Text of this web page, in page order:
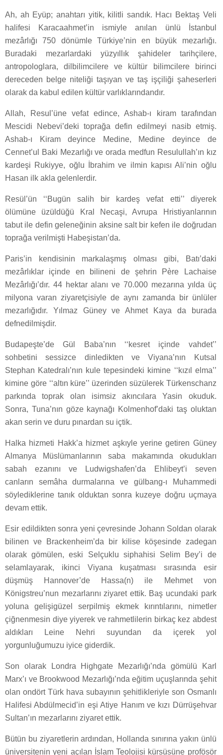
Ah, ah Eyüp; anahtarı yitik, kilitli sandık. Hacı Bektaş Veli
halifesi Karacaahmet’in ismiyle anılan ünlü İstanbul
mezârlığı 750 dönümle Türkiye’nin en büyük mezarlığı.
Buradaki mezarlardaki yüzyıllık şahideler tarihçilere,
antropologlara, dilbilimcilere ve kültür bilimcilere birinci
dereceden belge niteliği taşıyan ve taş işçiliği şaheserleri
olarak da kabul edilen kültür varlıklarındandır.
Allah, Resul’üne vefat edince, Ashab-ı kiram tarafından
Mescidi Nebevi’deki toprağa defin edilmeyi nasib etmiş.
Ashab-ı Kiram deyince Medine, Medine deyince de
Cennet’ul Baki Mezarlığı ve orada medfun Resulullah’ın kız
kardeşi Rukiyye, oğlu İbrahim ve ilmin kapısı Ali’nin oğlu
Hasan ilk akla gelenlerdir.
Resül’ün ‘‘Bugün salih bir kardeş vefat etti’’ diyerek
ölümüne üzüldüğü Kral Necaşi, Avrupa Hristiyanlarının
tabut ile defin geleneğinin aksine salt bir kefen ile doğrudan
toprağa verilmişti Habeşistan’da.
Paris’in kendisinin markalaşmış olması gibi, Batı’daki
mezârlıklar içinde en bilineni de şehrin Père Lachaise
Mezârlığı’dır. 44 hektar alanı ve 70.000 mezarına yılda üç
milyona varan ziyaretçisiyle de aynı zamanda bir ünlüler
mezarlığıdır. Yılmaz Güney ve Ahmet Kaya da burada
defnedilmişdir.
Budapeşte’de Gül Baba’nın ‘‘kesret içinde vahdet’’
sohbetini sessizce dinledikten ve Viyana’nın Kutsal
Stephan Katedralı’nın kule tepesindeki kimine ‘‘kızıl elma’’
kimine göre ‘‘altın küre’’ üzerinden süzülerek Türkenschanz
parkında toprak olan isimsiz akıncılara Yasin okuduk.
Sonra, Tuna’nın göze kaynağı Kolmenhof’daki taş oluktan
akan serin ve duru pınardan su içtik.
Halka hizmeti Hakk’a hizmet aşkıyle yerine getiren Güney
Almanya Müslümanlarının saba makamında okudukları
sabah ezanını ve Ludwigshafen’da Ehlibeyt’i seven
canların semâha durmalarına ve gülbang-ı Muhammedi
söylediklerine tanık olduktan sonra kuzeye doğru uçmaya
devam ettik.
Esir edildikten sonra yeni çevresinde Johann Soldan olarak
bilinen ve Brackenheim’da bir kilise köşesinde zadegan
olarak gömülen, eski Selçuklu siphahisi Selim Bey’i de
selamlayarak, ikinci Viyana kuşatması sırasında esir
düşmüş Hannover’de Hassa(n) ile Mehmet von
Königstreu’nun mezarlarını ziyaret ettik. Baş ucundaki park
yoluna gelişigüzel serpilmiş ekmek kırıntılarını, nimetler
çiğnenmesin diye yiyerek ve rahmetlilerin birkaç kez abdest
aldıkları Leine Nehri suyundan da içerek yol
yorgunluğumuzu iyice giderdik.
Son olarak Londra Highgate Mezarlığı’nda gömülü Karl
Marx’ı ve Brookwood Mezarlığı’nda eğitim uçuşlarında şehit
olan ondört Türk hava subayının şehitlikleriyle son Osmanlı
Halifesi Abdülmecid’in eşi Atiye Hanım ve kızı Dürrüşehvar
Sultan’ın mezarlarını ziyaret ettik.
Bütün bu ziyaretlerin ardından, Hollanda sınırına yakın ünlü
üniversitenin yeni açılan İslam Teolojisi kürsüsüne profösör